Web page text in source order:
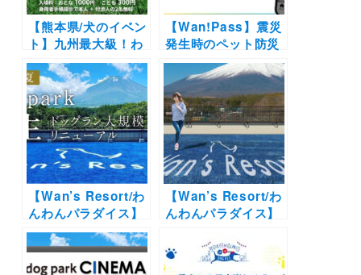
【熊本県/犬のイベン
ト】九州最大級！わ
んこの湯や参加型イ
ベントも盛りだくさ
ん「DOG FES わん
だふる熊本2022」
（菊池市ふるさと創
生市民広場）4/23・
24開催
【Wan!Pass】震災
発生時のペット防災
を支援する機能を追
加！知識や情報を学
んで愛犬との同行避
難に備えよう！
【Wan’s Resort/わ
んわんパラダイス】
ドッグランを大幅リ
ニューアルした
「dog park」が誕
【Wan’s Resort/わ
んわんパラダイス】
外ドッグランリニュ
ーアルが決定！サイ